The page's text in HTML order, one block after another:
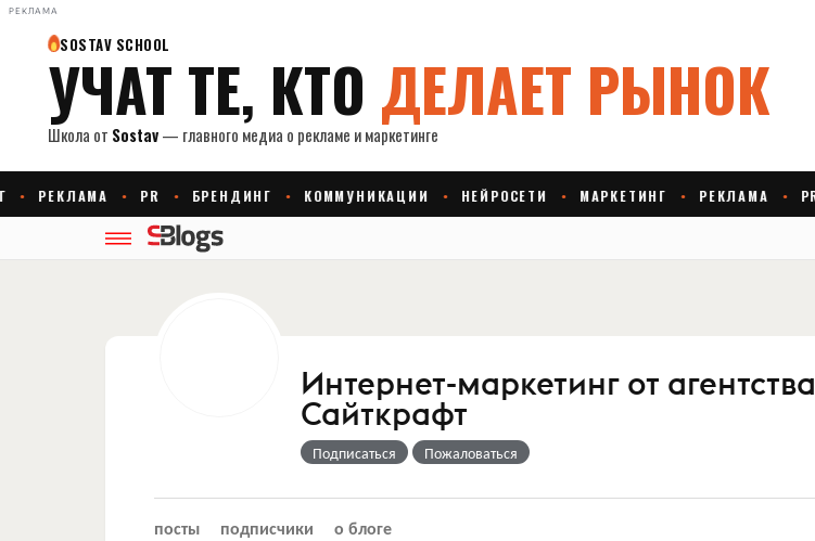
РЕКЛАМА
Интернет-маркетинг от агентства
Сайткрафт
Подписаться Пожаловаться
посты подписчики о блоге